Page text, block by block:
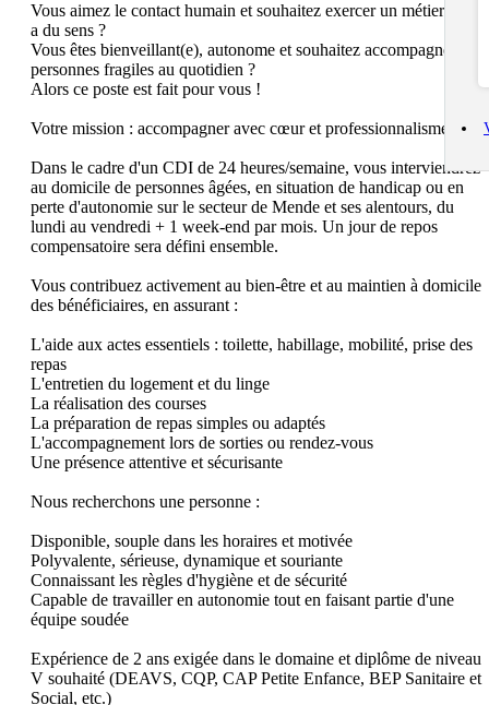
Vous aimez le contact humain et souhaitez exercer un métier qui
a du sens ?
Vous êtes bienveillant(e), autonome et souhaitez accompagner les
personnes fragiles au quotidien ?
Alors ce poste est fait pour vous !
Votre mission : accompagner avec cœur et professionnalisme
Dans le cadre d'un CDI de 24 heures/semaine, vous interviendrez
au domicile de personnes âgées, en situation de handicap ou en
perte d'autonomie sur le secteur de Mende et ses alentours, du
lundi au vendredi + 1 week-end par mois. Un jour de repos
compensatoire sera défini ensemble.
Vous contribuez activement au bien-être et au maintien à domicile
des bénéficiaires, en assurant :
L'aide aux actes essentiels : toilette, habillage, mobilité, prise des
repas
L'entretien du logement et du linge
La réalisation des courses
La préparation de repas simples ou adaptés
L'accompagnement lors de sorties ou rendez-vous
Une présence attentive et sécurisante
Nous recherchons une personne :
Disponible, souple dans les horaires et motivée
Polyvalente, sérieuse, dynamique et souriante
Connaissant les règles d'hygiène et de sécurité
Capable de travailler en autonomie tout en faisant partie d'une
équipe soudée
Expérience de 2 ans exigée dans le domaine et diplôme de niveau
V souhaité (DEAVS, CQP, CAP Petite Enfance, BEP Sanitaire et
Social, etc.)